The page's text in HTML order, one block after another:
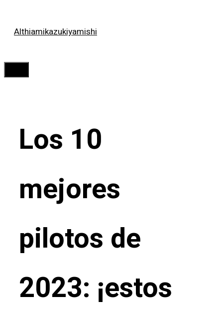
Althiamikazukiyamishi
Los 10
mejores
pilotos de
2023: ¡estos